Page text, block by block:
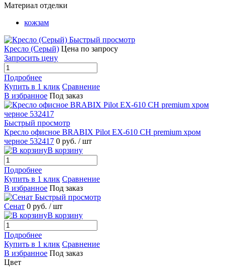
Материал отделки
кожзам
Быстрый просмотр
Кресло (Серый) Цена по запросу
Запросить цену
Подробнее
Купить в 1 клик Сравнение
В избранное Под заказ
Быстрый просмотр
Кресло офисное BRABIX Pilot EX-610 CH premium хром
черное 532417 0 руб. / шт
В корзину
Подробнее
Купить в 1 клик Сравнение
В избранное Под заказ
Быстрый просмотр
Сенат 0 руб. / шт
В корзину
Подробнее
Купить в 1 клик Сравнение
В избранное Под заказ
Цвет